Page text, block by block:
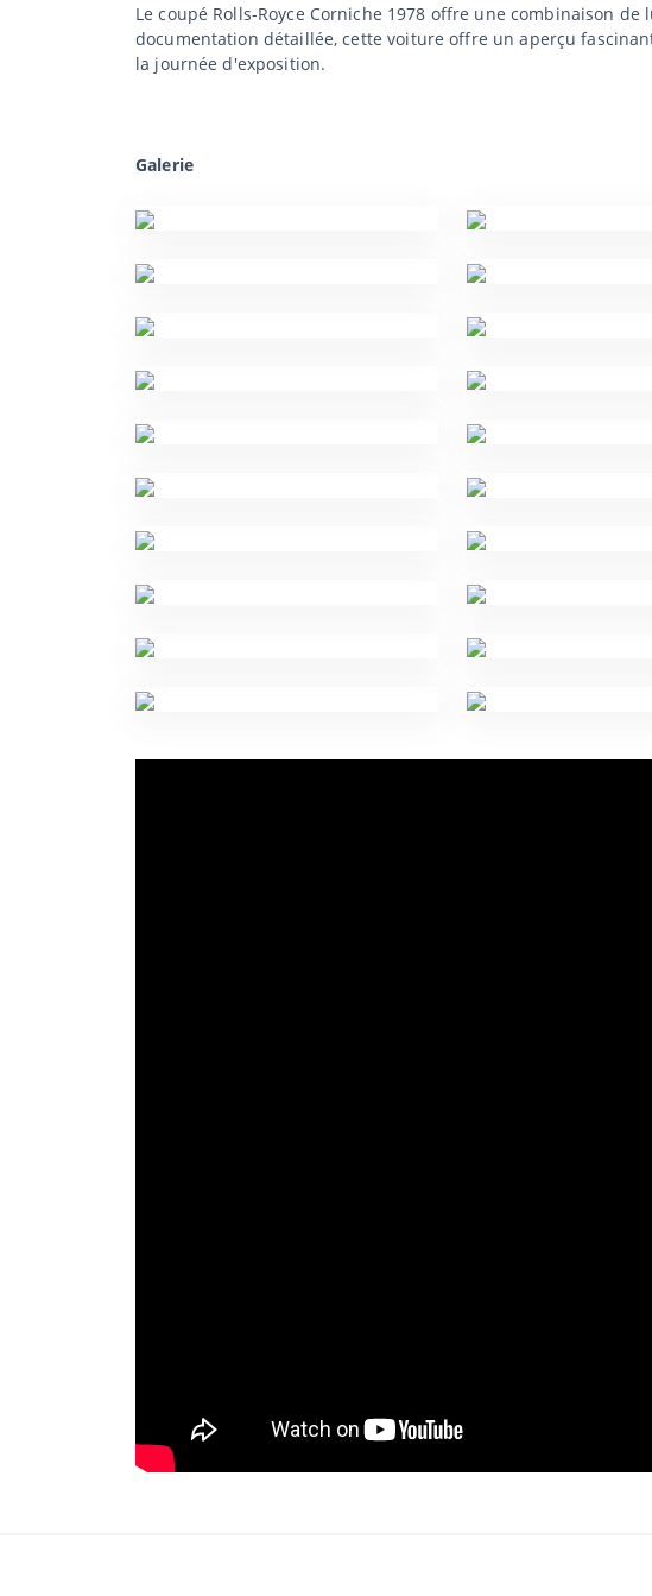
Le coupé Rolls-Royce Corniche 1978 offre une combinaison
documentation détaillée, cette voiture offre un aperçu
la journée d'exposition.
Galerie